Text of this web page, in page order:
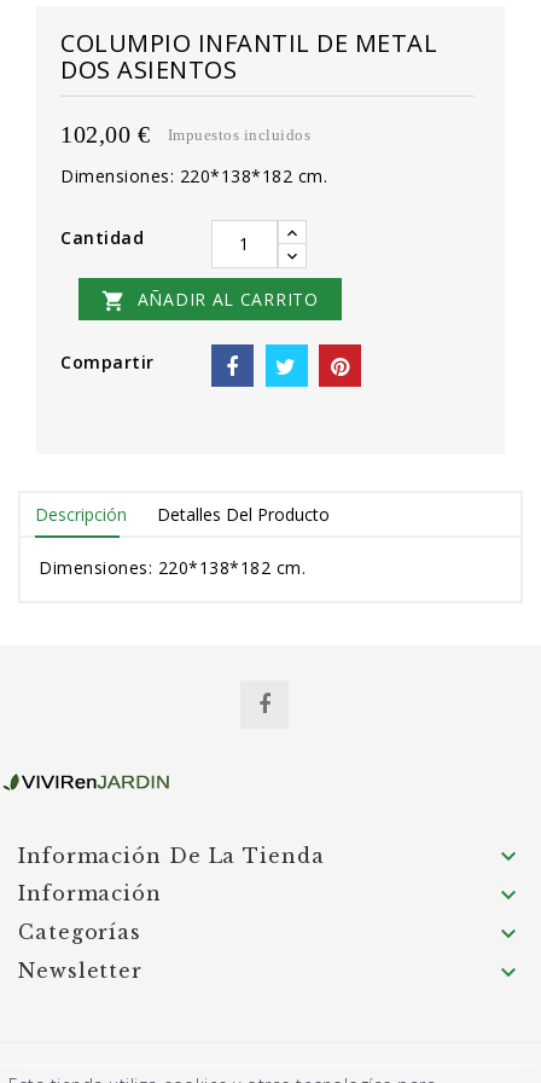
COLUMPIO INFANTIL DE METAL
DOS ASIENTOS
102,00 € Impuestos incluidos
Dimensiones: 220*138*182 cm.
Cantidad
 AÑADIR AL CARRITO
Compartir
Descripción Detalles Del Producto
Dimensiones: 220*138*182 cm.
Información De La Tienda 
Información 
Categorías 
Newsletter 
© 2026 Garden Hortum SL - Página desarrollada